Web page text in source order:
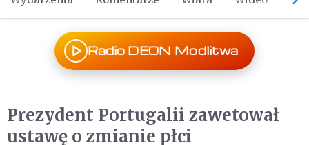
Radio DEON Modlitwa
Prezydent Portugalii zawetował
ustawę o zmianie płci